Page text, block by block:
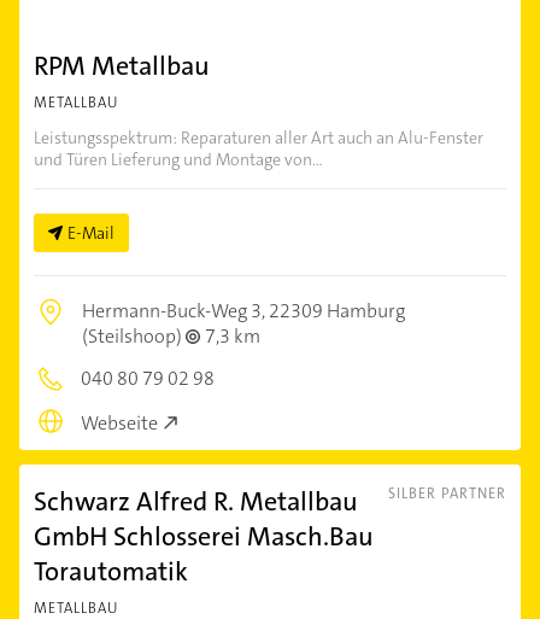
RPM Metallbau
METALLBAU
Leistungsspektrum: Reparaturen aller Art auch an Alu-Fenster
und Türen Lieferung und Montage von...
E-Mail
Hermann-Buck-Weg 3,22309 Hamburg
(Steilshoop)
7,3 km
040 80 79 02 98
Webseite
SILBER PARTNER
Schwarz Alfred R. Metallbau
GmbH Schlosserei Masch.Bau
Torautomatik
METALLBAU